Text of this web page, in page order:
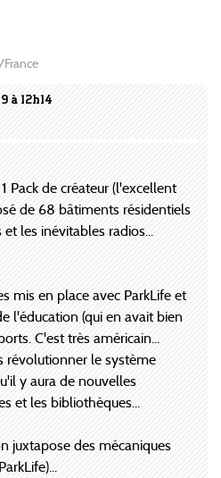
à 12h14
Pack de créateur (l'excellent
de 68 bâtiments résidentiels
les inévitables radios...
mis en place avec ParkLife et
l'éducation (qui en avait bien
C'est très américain...
révolutionner le système
y aura de nouvelles
et les bibliothèques...
juxtapose des mécaniques